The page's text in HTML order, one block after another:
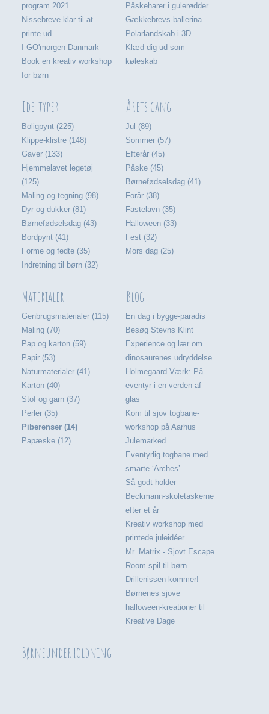
program 2021
Nissebreve klar til at
printe ud
I GO'morgen Danmark
Book en kreativ workshop
for børn
Påskeharer i gulerødder
Gækkebrevs-ballerina
Polarlandskab i 3D
Klæd dig ud som
køleskab
Ide-typer
Boligpynt (225)
Klippe-klistre (148)
Gaver (133)
Hjemmelavet legetøj
(125)
Maling og tegning (98)
Dyr og dukker (81)
Børnefødselsdag (43)
Bordpynt (41)
Forme og fedte (35)
Indretning til børn (32)
Årets gang
Jul (89)
Sommer (57)
Efterår (45)
Påske (45)
Børnefødselsdag (41)
Forår (38)
Fastelavn (35)
Halloween (33)
Fest (32)
Mors dag (25)
Materialer
Genbrugsmaterialer (115)
Maling (70)
Pap og karton (59)
Papir (53)
Naturmaterialer (41)
Karton (40)
Stof og garn (37)
Perler (35)
Piberenser (14)
Papæske (12)
Blog
En dag i bygge-paradis
Besøg Stevns Klint
Experience og lær om
dinosaurenes udryddelse
Holmegaard Værk: På
eventyr i en verden af
glas
Kom til sjov togbane-
workshop på Aarhus
Julemarked
Eventyrlig togbane med
smarte ‘Arches’
Så godt holder
Beckmann-skoletaskerne
efter et år
Kreativ workshop med
printede juleidéer
Mr. Matrix - Sjovt Escape
Room spil til børn
Drillenissen kommer!
Børnenes sjove
halloween-kreationer til
Kreative Dage
Børneunderholdning